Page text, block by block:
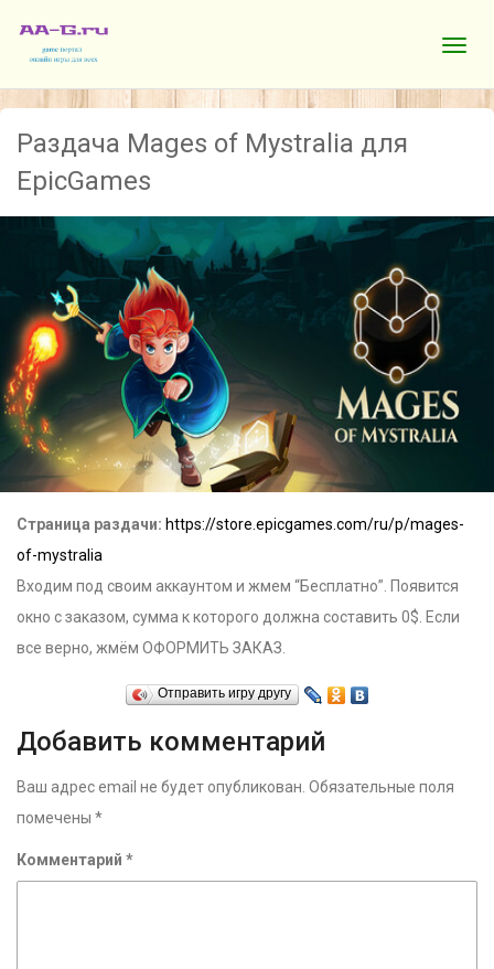
Раздача Mages of Mystralia для
EpicGames
Страница раздачи: https://store.epicgames.com/ru/p/mages-
of-mystralia
Входим под своим аккаунтом и жмем “Бесплатно”. Появится
окно с заказом, сумма к которого должна составить 0$. Если
все верно, жмём ОФОРМИТЬ ЗАКАЗ.
Отправить игру другу
Добавить комментарий
Ваш адрес email не будет опубликован. Обязательные поля
помечены *
Комментарий *